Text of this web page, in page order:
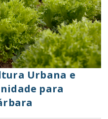
Urbana e
para